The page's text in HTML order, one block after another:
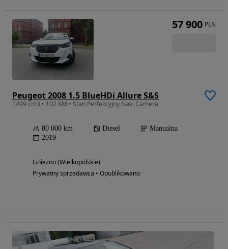
Peugeot 2008 1.5 BlueHDi Allure S&S
1499 cm3 • 102 KM • Stan Perfekcyjny Navi Camera
80 000 km Diesel
Manualna
2019
Gniezno (Wielkopolskie)
Prywatny sprzedawca • Opublikowano
57 900 PLN